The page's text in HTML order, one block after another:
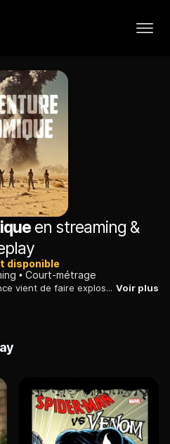
en streaming &
disponible
Court-métrage
Algérie, 1961. Alors que la France vient de faire exploser sa quatrième bombe atomique, un groupe de sept soldats est envoyé jusqu'au point d'impact afin d'y effectuer des prélèvements... Voir plus